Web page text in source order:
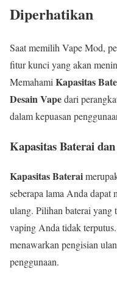
Diperhatikan
Saat memilih Vape Mod,
fitur kunci yang akan
Memahami Kapasitas
Desain Vapedari
dalam kepuasan
Kapasitas Baterai
Kapasitas Baterai
seberapa lama Anda
ulang. Pilihan baterai yang
vaping Anda tidak
menawarkan pengisian
penggunaan.